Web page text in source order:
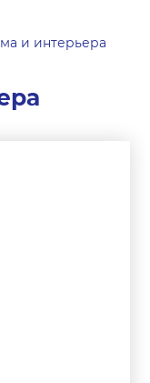
и интерьера